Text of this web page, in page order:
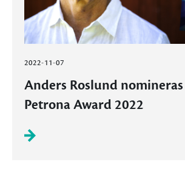
2022-11-07
Anders Roslund
Petrona Award 2022